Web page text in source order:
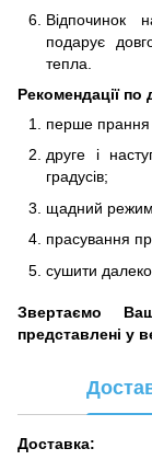
Відпочинок
подарує
тепла.
Рекомендації по
перше прання
друге і
градусів;
щадний
прасування
сушити
Звертаємо
представлені у
Доставка: